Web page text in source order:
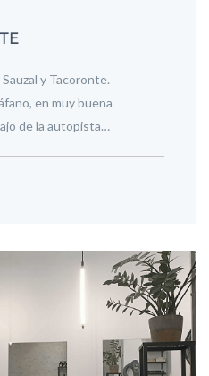
y Tacoronte.
en muy buena
de la autopista…